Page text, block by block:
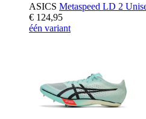
ASICS Metaspeed LD 2
€ 124,95
één variant